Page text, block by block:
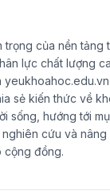
trọng của nền tảng
lực chất lượng
sẻ kiến thức về
sống, hướng tới
cứu và nâng
cộng đồng.